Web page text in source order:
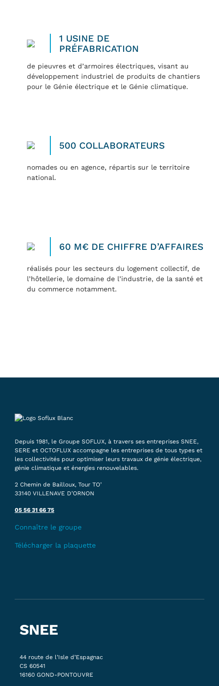
1 USINE DE
PRÉFABRICATION
de pieuvres et d’armoires électriques, visant au
développement industriel de produits de chantiers
pour le Génie électrique et le Génie climatique.
500 COLLABORATEURS
nomades ou en agence, répartis sur le territoire
national.
60 M€ DE CHIFFRE D’AFFAIRES
réalisés pour les secteurs du logement collectif, de
l’hôtellerie, le domaine de l’industrie, de la santé et
du commerce notamment.
Depuis 1981, le Groupe SOFLUX, à travers ses entreprises SNEE,
SERE et OCTOFLUX accompagne les entreprises de tous types et
les collectivités pour optimiser leurs travaux de génie électrique,
génie climatique et énergies renouvelables.
2 Chemin de Bailloux, Tour TO’
33140 VILLENAVE D’ORNON
05 56 31 66 75
Connaître le groupe
Télécharger la plaquette
SNEE
44 route de l’Isle d’Espagnac
CS 60541
16160 GOND-PONTOUVRE